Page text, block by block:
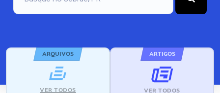
ARQUIVOS
VER TODOS
ARTIGOS
VER TODOS